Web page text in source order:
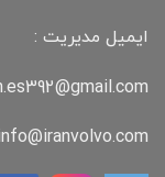
ایمیل مدیریت :